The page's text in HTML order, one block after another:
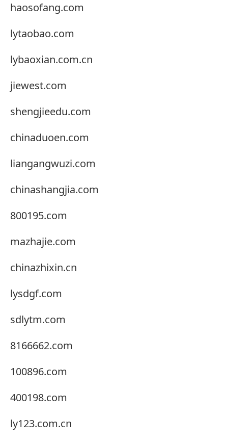
haosofang.com
lytaobao.com
lybaoxian.com.cn
jiewest.com
shengjieedu.com
chinaduoen.com
liangangwuzi.com
chinashangjia.com
800195.com
mazhajie.com
chinazhixin.cn
lysdgf.com
sdlytm.com
8166662.com
100896.com
400198.com
ly123.com.cn